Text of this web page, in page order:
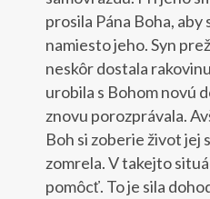
prosila Pána Boha, aby
namiesto jeho. Syn
neskôr dostala
urobila s Bohom novú
znovu porozprávala.
Boh si zoberie život jej
zomrela. V takejto
pomôcť. To je sila